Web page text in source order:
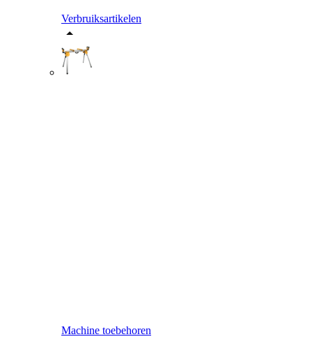
Verbruiksartikelen
Machine toebehoren